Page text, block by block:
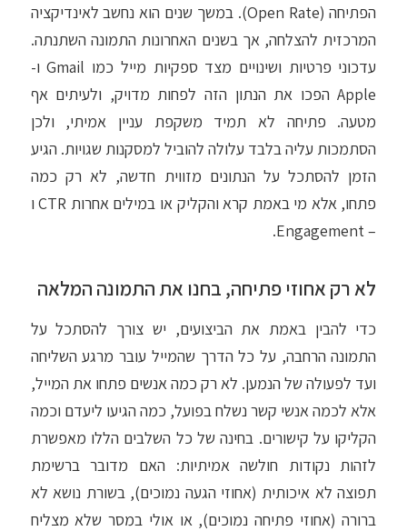
הפתיחה (Open Rate). במשך שנים הוא נחשב לאינדיקציה
המרכזית להצלחה, אך בשנים האחרונות התמונה השתנתה.
עדכוני פרטיות ושינויים מצד ספקיות מייל כמו Gmail ו-
Apple הפכו את הנתון הזה לפחות מדויק, ולעיתים אף
מטעה. פתיחה לא תמיד משקפת עניין אמיתי, ולכן
הסתמכות עליה בלבד עלולה להוביל למסקנות שגויות. הגיע
הזמן להסתכל על הנתונים מזווית חדשה, לא רק כמה
פתחו, אלא מי באמת קרא והקליק או במילים אחרות CTR ו
– Engagement.
לא רק אחוזי פתיחה, בחנו את התמונה המלאה
כדי להבין באמת את הביצועים, יש צורך להסתכל על
התמונה הרחבה, על כל הדרך שהמייל עובר מרגע השליחה
ועד לפעולה של הנמען. לא רק כמה אנשים פתחו את המייל,
אלא לכמה אנשי קשר נשלח בפועל, כמה הגיעו ליעדם וכמה
הקליקו על קישורים. בחינה של כל השלבים הללו מאפשרת
לזהות נקודות חולשה אמיתיות: האם מדובר ברשימת
תפוצה לא איכותית (אחוזי הגעה נמוכים), בשורת נושא לא
ברורה (אחוזי פתיחה נמוכים), או אולי במסר שלא מצליח